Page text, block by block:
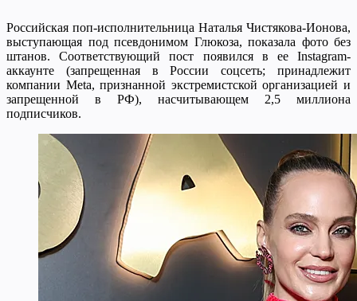
Российская поп-исполнительница Наталья Чистякова-Ионова,
выступающая под псевдонимом Глюкоза, показала фото без
штанов. Соответствующий пост появился в ее Instagram-
аккаунте (запрещенная в России соцсеть; принадлежит
компании Meta, признанной экстремистской организацией и
запрещенной в РФ), насчитывающем 2,5 миллиона
подписчиков.